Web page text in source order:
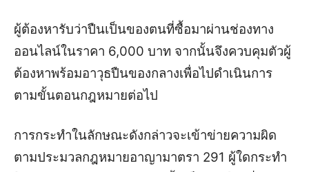
ผู้ต้องหารับว่าปืนเป็นของตนที่ซื้อมาผ่านช่องทาง
ออนไลน์ในราคา 6,000 บาท จากนั้นจึงควบคุมตัวผู้
ต้องหาพร้อมอาวุธปืนของกลางเพื่อไปดำเนินการ
ตามขั้นตอนกฎหมายต่อไป
การกระทำในลักษณะดังกล่าวจะเข้าข่ายความผิด
ตามประมวลกฎหมายอาญามาตรา 291 ผู้ใดกระทำ